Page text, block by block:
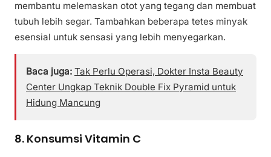
membantu melemaskan otot yang tegang dan membuat
tubuh lebih segar. Tambahkan beberapa tetes minyak
esensial untuk sensasi yang lebih menyegarkan.
Baca juga: Tak Perlu Operasi, Dokter Insta Beauty
Center Ungkap Teknik Double Fix Pyramid untuk
Hidung Mancung
8. Konsumsi Vitamin C